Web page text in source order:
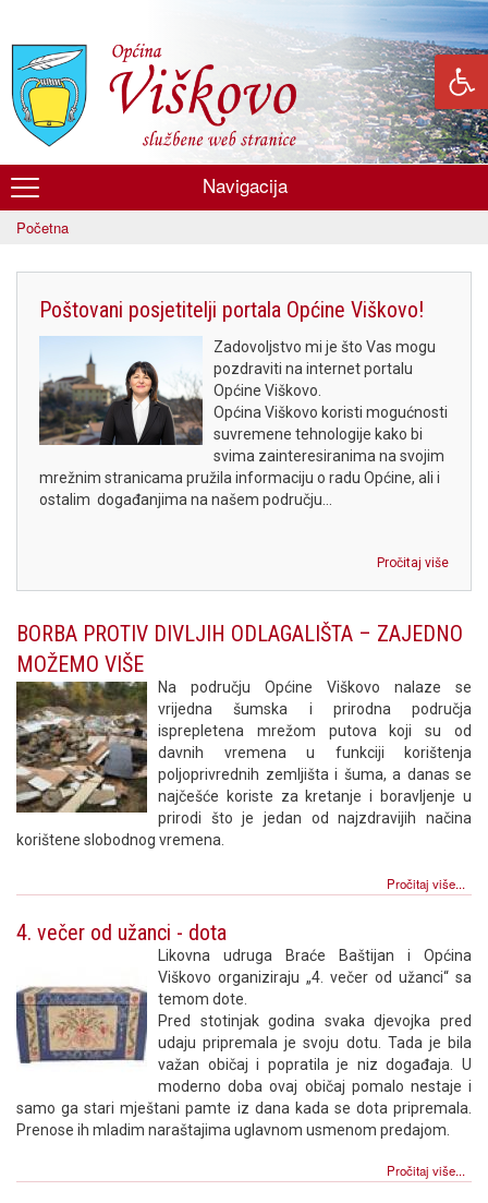
glavni
sadržaj
Općina
Viškovo
Navigacija
Početna
Poštovani posjetitelji portala Općine Viškovo!
Zadovoljstvo mi je što Vas mogu
pozdraviti na internet portalu
Općine Viškovo.
Općina Viškovo koristi mogućnosti
suvremene tehnologije kako bi
svima zainteresiranima na svojim
mrežnim stranicama pružila informaciju o radu Općine, ali i
ostalim događanjima na našem području...
Pročitaj više
BORBA PROTIV DIVLJIH ODLAGALIŠTA – ZAJEDNO
MOŽEMO VIŠE
Na području Općine Viškovo nalaze se
vrijedna šumska i prirodna područja
isprepletena mrežom putova koji su od
davnih vremena u funkciji korištenja
poljoprivrednih zemljišta i šuma, a danas se
najčešće koriste za kretanje i boravljenje u
prirodi što je jedan od najzdravijih načina
korištene slobodnog vremena.
Pročitaj više...
4. večer od užanci - dota
Likovna udruga Braće Baštijan i Općina
Viškovo organiziraju „4. večer od užanci“ sa
temom dote.
Pred stotinjak godina svaka djevojka pred
udaju pripremala je svoju dotu. Tada je bila
važan običaj i popratila je niz događaja. U
moderno doba ovaj običaj pomalo nestaje i
samo ga stari mještani pamte iz dana kada se dota pripremala.
Prenose ih mladim naraštajima uglavnom usmenom predajom.
Pročitaj više...